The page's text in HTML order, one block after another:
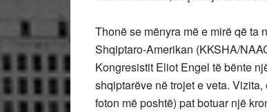
Thonë se mënyra më e mirë që ta
Shqiptaro-Amerikan (KKSHA/
Kongresistit Eliot Engel të bënte
shqiptarëve në trojet e veta.
foton më poshtë) pat botuar një